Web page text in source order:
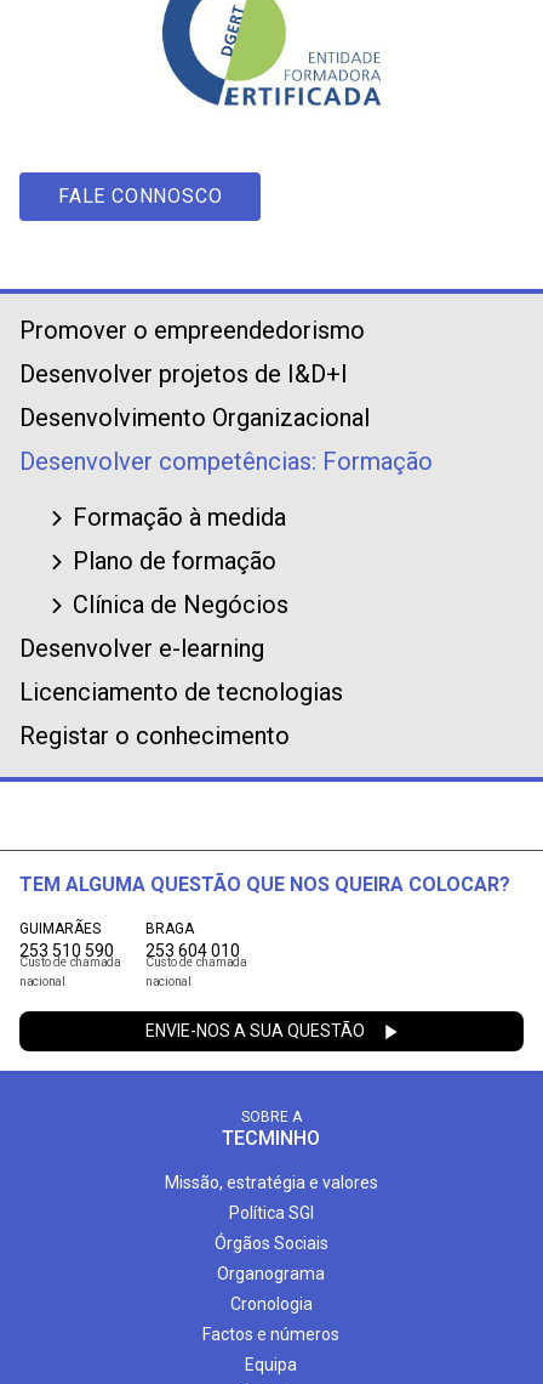
FALE CONNOSCO
Promover o empreendedorismo
Desenvolver projetos de I&D+I
Desenvolvimento Organizacional
Desenvolver competências: Formação
Formação à medida
Plano de formação
Clínica de Negócios
Desenvolver e-learning
Licenciamento de tecnologias
Registar o conhecimento
TEM ALGUMA QUESTÃO QUE NOS QUEIRA COLOCAR?
GUIMARÃES
253 510 590
Custo de chamada
nacional
BRAGA
253 604 010
Custo de chamada
nacional
ENVIE-NOS A SUA QUESTÃO
SOBRE A
TECMINHO
Missão, estratégia e valores
Política SGI
Órgãos Sociais
Organograma
Cronologia
Factos e números
Equipa